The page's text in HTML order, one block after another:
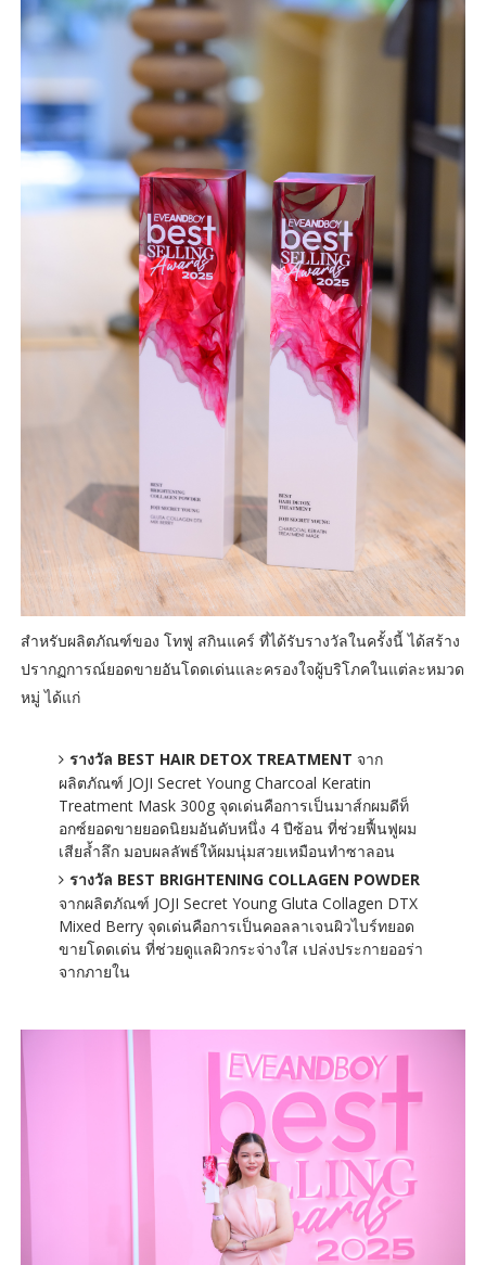
สำหรับผลิตภัณฑ์ของ โทฟู สกินแคร์ ที่ได้รับรางวัลในครั้งนี้ ได้สร้าง
ปรากฏการณ์ยอดขายอันโดดเด่นและครองใจผู้บริโภคในแต่ละหมวด
หมู่ ได้แก่
รางวัล BEST HAIR DETOX TREATMENT จาก
ผลิตภัณฑ์ JOJI Secret Young Charcoal Keratin
Treatment Mask 300g จุดเด่นคือการเป็นมาส์กผมดีท็
อกซ์ยอดขายยอดนิยมอันดับหนึ่ง 4 ปีซ้อน ที่ช่วยฟื้นฟูผม
เสียล้ำลึก มอบผลลัพธ์ให้ผมนุ่มสวยเหมือนทำซาลอน
รางวัล BEST BRIGHTENING COLLAGEN POWDER
จากผลิตภัณฑ์ JOJI Secret Young Gluta Collagen DTX
Mixed Berry จุดเด่นคือการเป็นคอลลาเจนผิวไบร์ทยอด
ขายโดดเด่น ที่ช่วยดูแลผิวกระจ่างใส เปล่งประกายออร่า
จากภายใน